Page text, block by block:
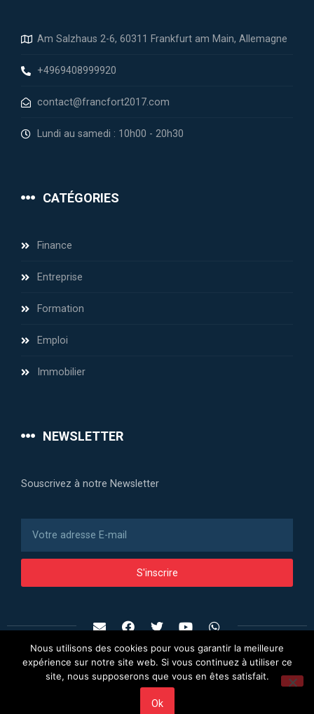
Am Salzhaus 2-6, 60311 Frankfurt am Main, Allemagne
+4969408999920
contact@francfort2017.com
Lundi au samedi : 10h00 - 20h30
CATÉGORIES
Finance
Entreprise
Formation
Emploi
Immobilier
NEWSLETTER
Souscrivez à notre Newsletter
S'inscrire
Francfort Business
Nous utilisons des cookies pour vous garantir la meilleure
expérience sur notre site web. Si vous continuez à utiliser ce
site, nous supposerons que vous en êtes satisfait.
Ok